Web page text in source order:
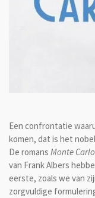
Een confrontatie
komen, dat is het
De romans Monte Carlo
van Frank Albers
eerste, zoals we van
zorgvuldige